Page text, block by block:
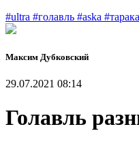
#ultra #голавль #aska
Максим Дубковский
29.07.2021 08:14
Голавль